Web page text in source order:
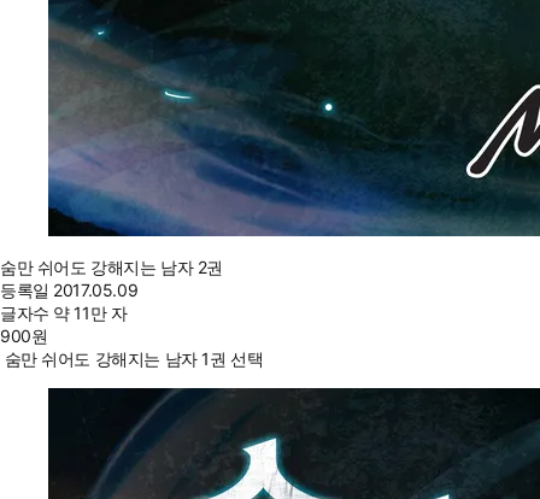
숨만 쉬어도 강해지는 남자 2권
등록일 2017.05.09
글자수 약 11만 자
900원
숨만 쉬어도 강해지는 남자 1권 선택